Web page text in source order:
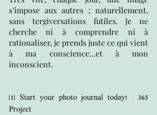
s’impose aux autres ; naturellement,
sans tergiversations futiles. Je ne
cherche ni à comprendre ni à
rationaliser, je prends juste ce qui vient
à ma conscience…et à mon
inconscient.
[1] Start your photo journal today! · 365
Project